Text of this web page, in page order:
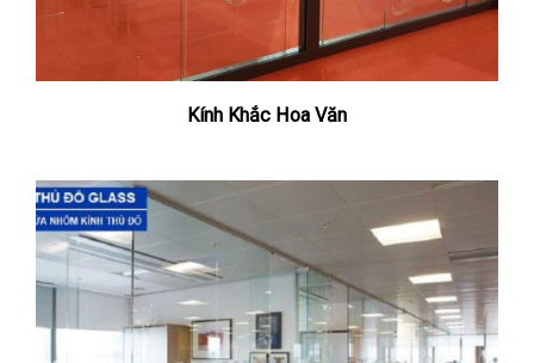
Kính Khắc Hoa Văn